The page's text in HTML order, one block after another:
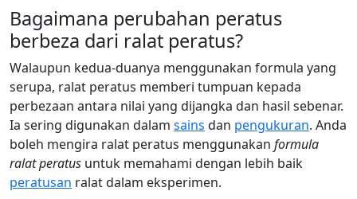
Bagaimana perubahan peratus
berbeza dari ralat peratus?
Walaupun kedua-duanya menggunakan formula yang
serupa, ralat peratus memberi tumpuan kepada
perbezaan antara nilai yang dijangka dan hasil sebenar.
Ia sering digunakan dalam sains dan pengukuran. Anda
boleh mengira ralat peratus menggunakan formula
ralat peratus untuk memahami dengan lebih baik
peratusan ralat dalam eksperimen.